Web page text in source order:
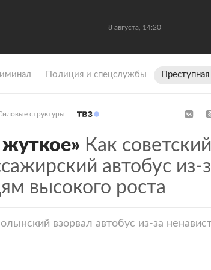
8 августа, 14:20
Полиция и спецслужбы
структуры
Как советский
автобус из-
высокого роста
взорвал автобус из-за